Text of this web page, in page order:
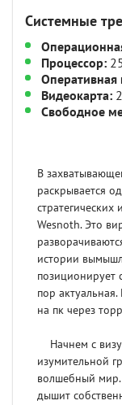
Системные
Процессор:
Оперативная
Видеокарта:
Свободное
В
раскрывается
Wesnoth. Это
истории
позиционирует
пор
на пк через
Начнем с
изумительной
волшебный
дышит